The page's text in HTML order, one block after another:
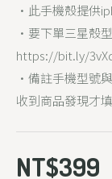
•此手機殼提供
•要下單三星殼
https://bit.ly/
•備註手機型號
收到商品發現才
NT$399